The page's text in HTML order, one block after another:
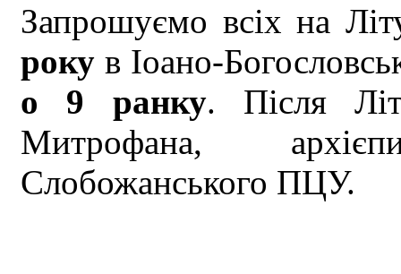
Запрошуємо всіх на
року в Іоано-
о 9 ранку. Після
Митрофана,
Слобожанського ПЦУ.